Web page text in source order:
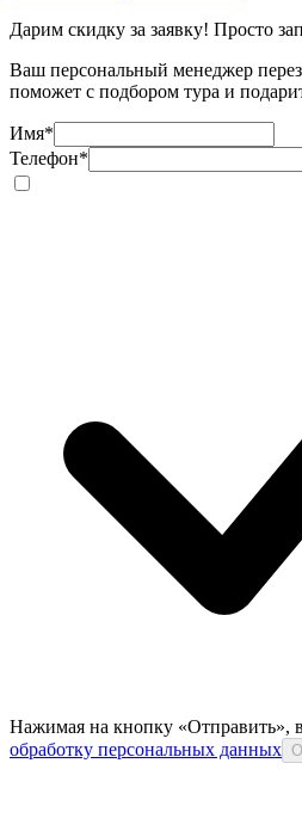
Дарим скидку за заявку! Просто
Ваш персональный менеджер
поможет с подбором тура и
Имя*
Телефон*
Нажимая на кнопку «Отправить»,
обработку персональных данных